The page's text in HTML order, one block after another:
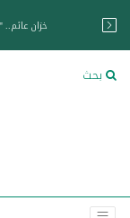
خزان
بحث